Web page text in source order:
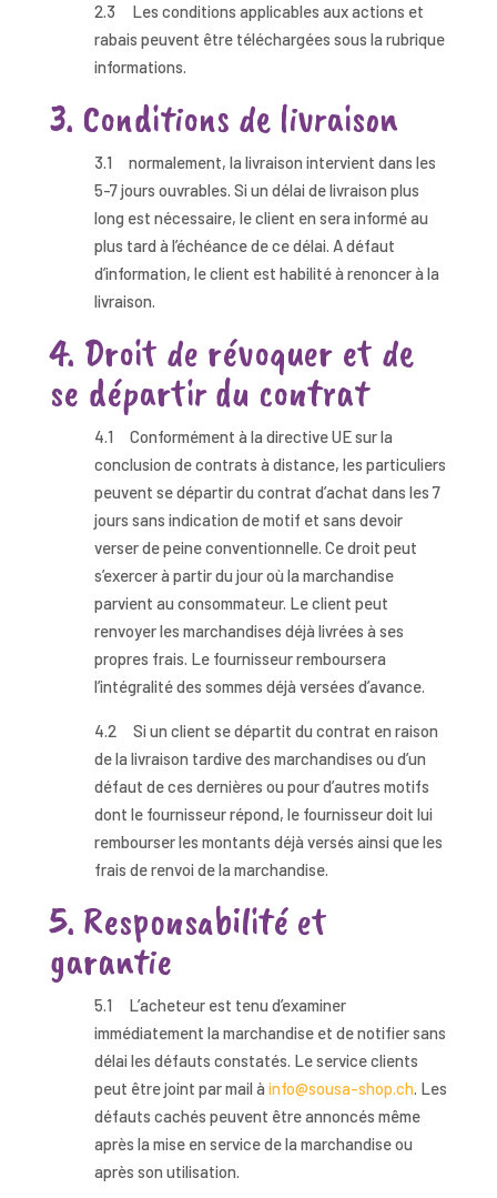
2.3 Les conditions applicables aux actions et
rabais peuvent être téléchargées sous la rubrique
informations.
3. Conditions de livraison
3.1 normalement, la livraison intervient dans les
5-7 jours ouvrables. Si un délai de livraison plus
long est nécessaire, le client en sera informé au
plus tard à l’échéance de ce délai. A défaut
d’information, le client est habilité à renoncer à la
livraison.
4. Droit de révoquer et de
se départir du contrat
4.1 Conformément à la directive UE sur la
conclusion de contrats à distance, les particuliers
peuvent se départir du contrat d’achat dans les 7
jours sans indication de motif et sans devoir
verser de peine conventionnelle. Ce droit peut
s’exercer à partir du jour où la marchandise
parvient au consommateur. Le client peut
renvoyer les marchandises déjà livrées à ses
propres frais. Le fournisseur remboursera
l’intégralité des sommes déjà versées d’avance.
4.2 Si un client se départit du contrat en raison
de la livraison tardive des marchandises ou d’un
défaut de ces dernières ou pour d’autres motifs
dont le fournisseur répond, le fournisseur doit lui
rembourser les montants déjà versés ainsi que les
frais de renvoi de la marchandise.
5. Responsabilité et
garantie
5.1 L’acheteur est tenu d’examiner
immédiatement la marchandise et de notifier sans
délai les défauts constatés. Le service clients
peut être joint par mail à info@sousa-shop.ch. Les
défauts cachés peuvent être annoncés même
après la mise en service de la marchandise ou
après son utilisation.